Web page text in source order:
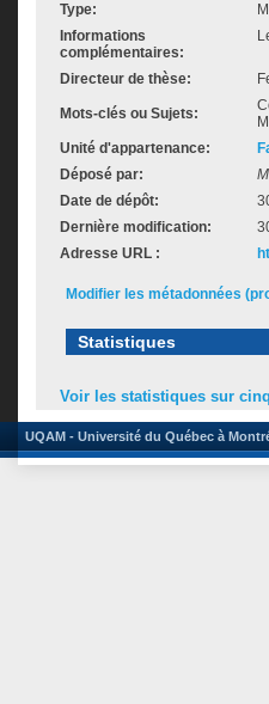
Type:
Informations
complémentaires:
Directeur de thèse:
Mots-clés ou Sujets:
Unité d'appartenance:
Déposé par:
Date de dépôt:
Dernière modification:
Adresse URL :
Modifier les métadonnées
Statistiques
Voir les statistiques sur
UQAM - Université du Québec à